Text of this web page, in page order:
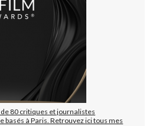
80 critiques et journalistes
à Paris. Retrouvez ici tous mes